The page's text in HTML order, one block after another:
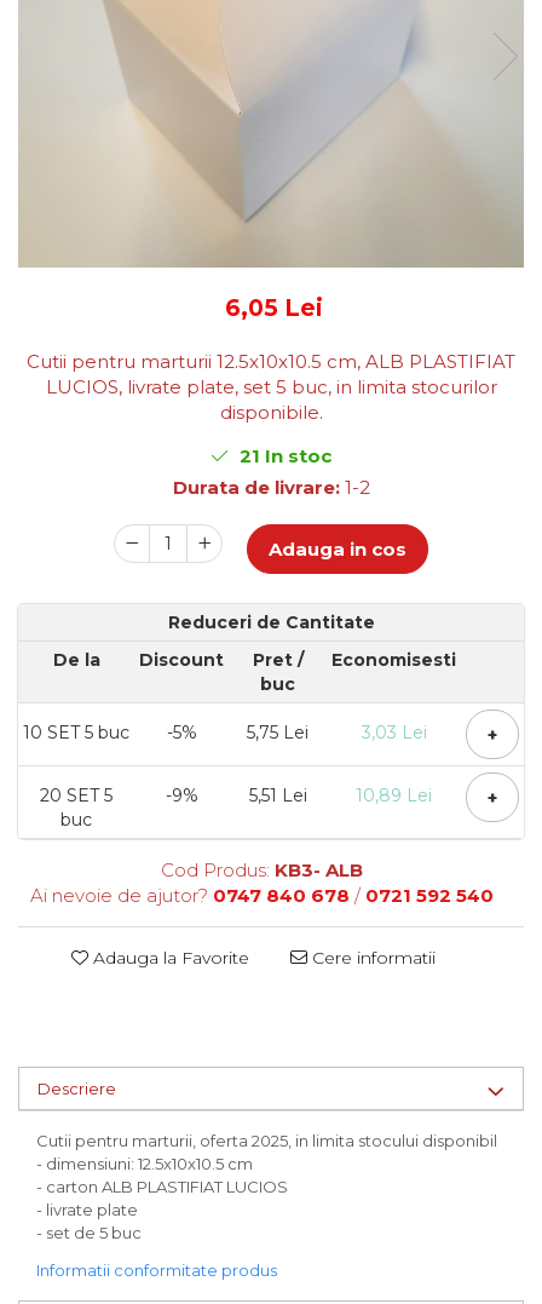
CUTII DE TORT CU FEREASTRA
CUTII DE TORT FARA FEREASTRA
CUTII DESCHISE CU FEREASTRA
CUTII DESCHISE FARA
CUTII FARA FEREASTRA PENTRU
CUTII PENTRU COZONACI SI
CUTII CU SERTAR SI INSERT PENTRU
MACARONS
CUTII MICI CU PANGLICA SI SERTAR
PENTRU MACARONS
CUTII MICI PENTRU 2-10 MACARONS
FEREASTRA DANTELATA
CUTII PENTRU PRALINE CU FUNDITA
CUTII PRALINE CU SEPARATOR
CUTII PENTRU MARTURII
CUTII CU FEREASTRA PENTRU
CUTII FARA FEREASTRA PENTRU
DRAJEURI
CUTII TIP CUB PENTRU MARTURII
CUTII PENTRU OUA/FIGURINE DE
CIOCOLATA
CUTII TABLETE PENTRU
CIOCOLATA
6,05 Lei
Cutii pentru marturii 12.5x10x10.5 cm, ALB PLASTIFIAT
LUCIOS, livrate plate, set 5 buc, in limita stocurilor
disponibile.
21 In stoc
Durata de livrare:1-2
Adauga in cos
Reduceri de Cantitate
De la
Discount Pret /
buc
Economisesti
10 SET 5 buc -5% 5,75 Lei 3,03 Lei +
20 SET 5
buc
-9% 5,51 Lei 10,89 Lei +
Cod Produs: KB3- ALB
Ai nevoie de ajutor? 0747 840 678 / 0721 592 540
Adauga la Favorite Cere informatii
Descriere
Cutii pentru marturii, oferta 2025, in limita stocului disponibil
- dimensiuni: 12.5x10x10.5 cm
- carton ALB PLASTIFIAT LUCIOS
- livrate plate
- set de 5 buc
Informatii conformitate produs